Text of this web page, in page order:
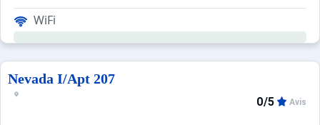
WiFi
Nevada I/Apt 207
0/5 Avis